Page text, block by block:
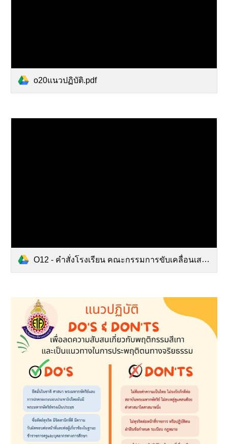
o20แนวปฏิบัติ.pdf
O12 - คำสั่งโรงเรียน คณะกรรมการขับเคลื่อนเสริม.pdf